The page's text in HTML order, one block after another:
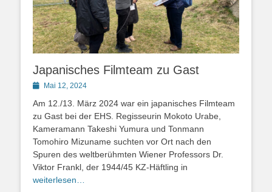
Japanisches Filmteam zu Gast
PostedMai 12, 2024
Am 12./13. März 2024 war ein japanisches Filmteam
zu Gast bei der EHS. Regisseurin Mokoto Urabe,
Kameramann Takeshi Yumura und Tonmann
Tomohiro Mizuname suchten vor Ort nach den
Spuren des weltberühmten Wiener Professors Dr.
Viktor Frankl, der 1944/45 KZ-Häftling in
weiterlesen…